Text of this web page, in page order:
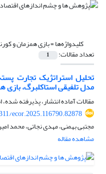
کلیدواژه‌ها =بازی همزمان و
تعداد مقالات: 1
تحلیل استراتژیک تجارت
مدل تلفیقی استاکلبرگ، بازی
مقالات آماده انتشار، پذیرفته شده،
ecor.2025.116790.82878
مجتبی بهمنی، مهدی نجاتی، محمد
مشاهده مقاله